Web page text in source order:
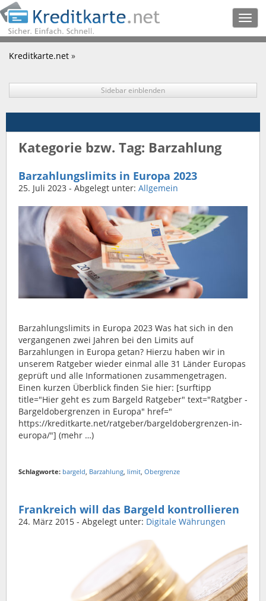
Kreditkarte.net »
Sidebar einblenden
Kategorie bzw. Tag: Barzahlung
Barzahlungslimits in Europa 2023
25. Juli 2023 - Abgelegt unter: Allgemein
Barzahlungslimits in Europa 2023 Was hat sich in den
vergangenen zwei Jahren bei den Limits auf
Barzahlungen in Europa getan? Hierzu haben wir in
unserem Ratgeber wieder einmal alle 31 Länder Europas
geprüft und alle Informationen zusammengetragen.
Einen kurzen Überblick finden Sie hier: [surftipp
title="Hier geht es zum Bargeld Ratgeber" text="Ratgber -
Bargeldobergrenzen in Europa" href="
https://kreditkarte.net/ratgeber/bargeldobergrenzen-in-
europa/"] (mehr …)
Schlagworte: bargeld Barzahlung limit Obergrenze
Frankreich will das Bargeld kontrollieren
24. März 2015 - Abgelegt unter: Digitale Währungen